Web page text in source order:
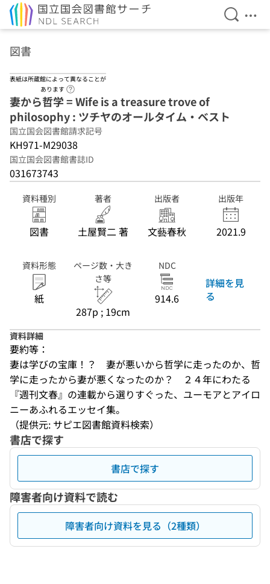
検索を
メ
図書
表紙は所蔵館によって異なることが
あります
妻から哲学 = Wife is a treasure trove of
philosophy : ツチヤのオールタイム・ベスト
国立国会図書館請求記号
KH971-M29038
国立国会図書館書誌ID
031673743
資料種別
図書
著者
土屋賢二 著
出版者
文藝春秋
出版年
2021.9
資料形態
紙
ページ数・大き
さ等
287p ; 19cm
NDC
914.6
詳細を見
る
資料詳細
要約等：
妻は学びの宝庫！？　妻が悪いから哲学に走ったのか、哲
学に走ったから妻が悪くなったのか？　２４年にわたる
『週刊文春』の連載から選りすぐった、ユーモアとアイロ
ニーあふれるエッセイ集。
（提供元: サピエ図書館資料検索）
書店で探す
書店で探す
障害者向け資料で読む
障害者向け資料を見る（2種類）